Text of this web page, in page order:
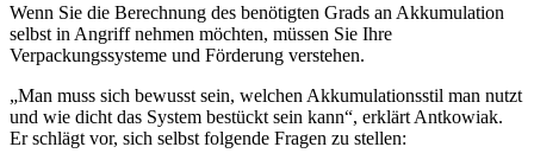
Wenn Sie die Berechnung des benötigten Grads an Akkumulation
selbst in Angriff nehmen möchten, müssen Sie Ihre
Verpackungssysteme und Förderung verstehen.
„Man muss sich bewusst sein, welchen Akkumulationsstil man nutzt
und wie dicht das System bestückt sein kann“, erklärt Antkowiak.
Er schlägt vor, sich selbst folgende Fragen zu stellen: